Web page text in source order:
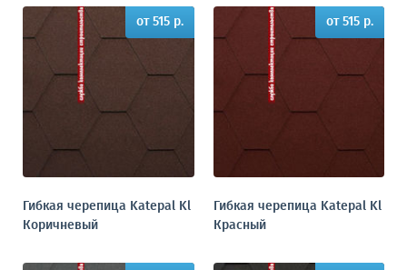
от 515 р.
Гибкая черепица Katepal Kl
Коричневый
от 515 р.
Гибкая черепица Katepal Kl
Красный